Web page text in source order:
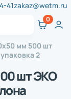
41zakaz@wetm.ru
мм 500 шт
2
шт ЭКО